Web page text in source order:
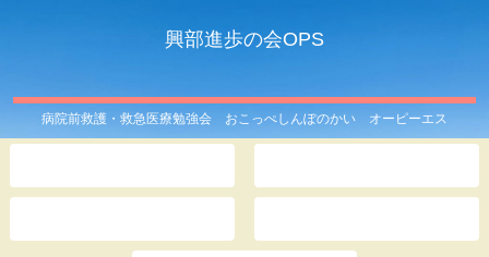
興部進歩の会OPS
病院前救護・救急医療勉強会 おこっぺしんぽのかい オーピーエス